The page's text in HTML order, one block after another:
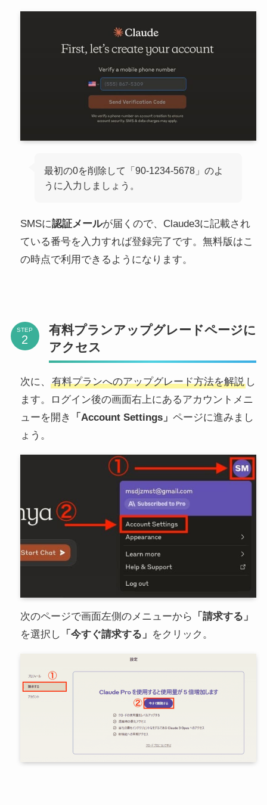
最初の0を削除して「90-1234-5678」のよ
うに入力しましょう。
SMSに認証メールが届くので、Claude3に記載され
ている番号を入力すれば登録完了です。無料版はこ
の時点で利用できるようになります。
STEP
有料プランアップグレードページに
アクセス
次に、 有料プランへのアップグレード方法を解説し
ます。ログイン後の画面右上にあるアカウントメニ
ューを開き
「Account Settings」 ページに進みまし
ょう。
次のページで画面左側のメニューから
「請求する」
を選択し
「今すぐ請求する」 をクリック。